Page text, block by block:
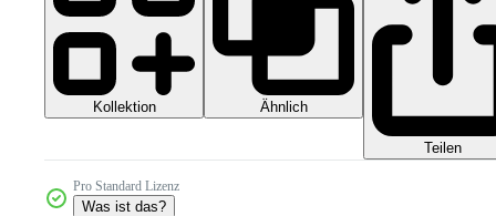
Kollektion Ähnlich
Teilen
Pro Standard Lizenz
Was ist das?